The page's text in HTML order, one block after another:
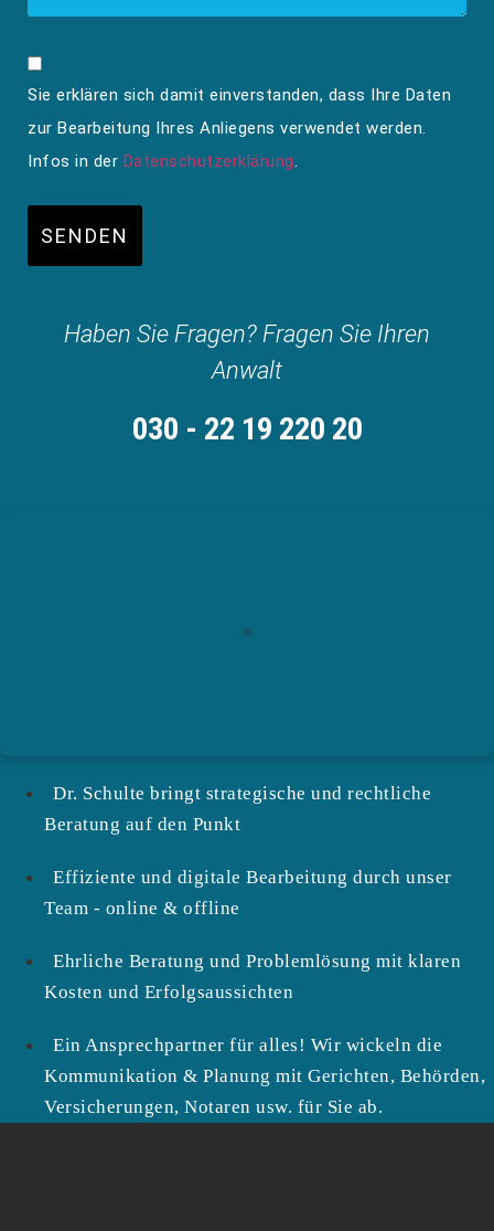
Sie erklären sich damit einverstanden, dass Ihre Daten
zur Bearbeitung Ihres Anliegens verwendet werden.
Infos in der Datenschutzerklärung.
SENDEN
Haben Sie Fragen? Fragen Sie Ihren
Anwalt
030 - 22 19 220 20
Dr. Schulte bringt strategische und rechtliche
Beratung auf den Punkt
Effiziente und digitale Bearbeitung durch unser
Team - online & offline
Ehrliche Beratung und Problemlösung mit klaren
Kosten und Erfolgsaussichten
Ein Ansprechpartner für alles! Wir wickeln die
Kommunikation & Planung mit Gerichten, Behörden,
Versicherungen, Notaren usw. für Sie ab.